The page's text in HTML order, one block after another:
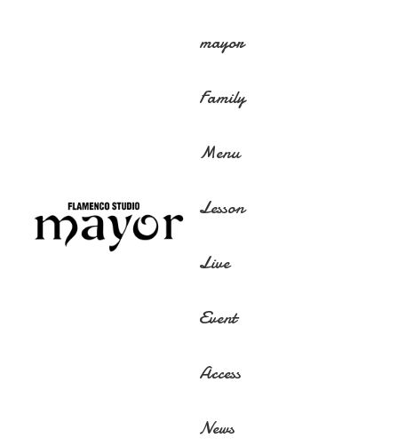
mayor
Family
Menu
Lesson
Live
Event
Access
News